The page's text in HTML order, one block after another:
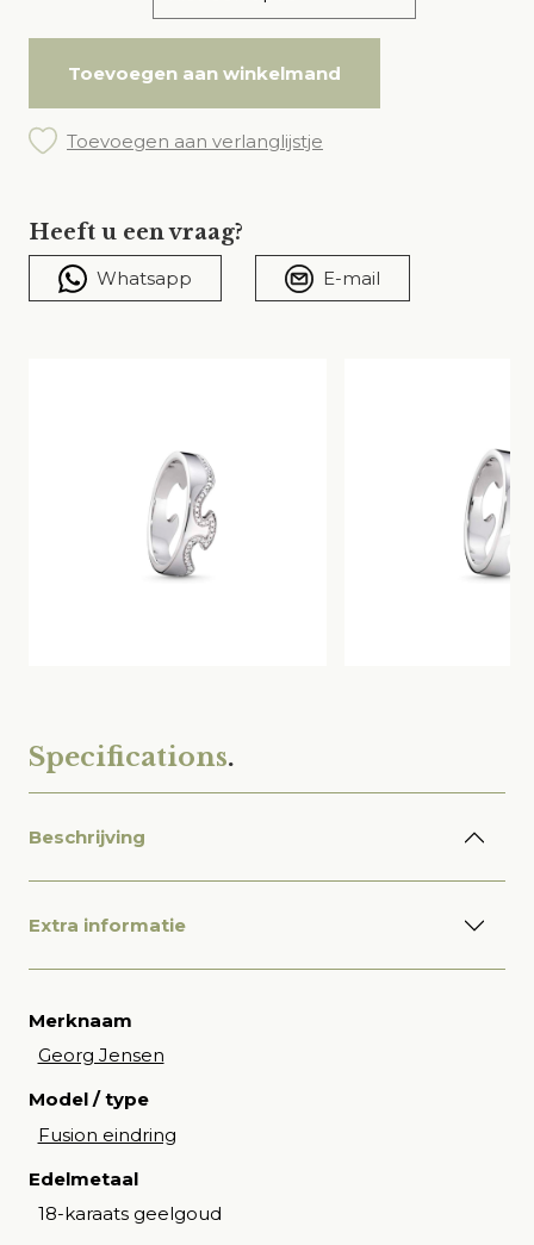
Toevoegen aan winkelmand
Toevoegen aan verlanglijstje
Heeft u een vraag?
Whatsapp E-mail
Specifications.
Beschrijving
Extra informatie
Merknaam
Georg Jensen
Model / type
Fusion eindring
Edelmetaal
18-karaats geelgoud